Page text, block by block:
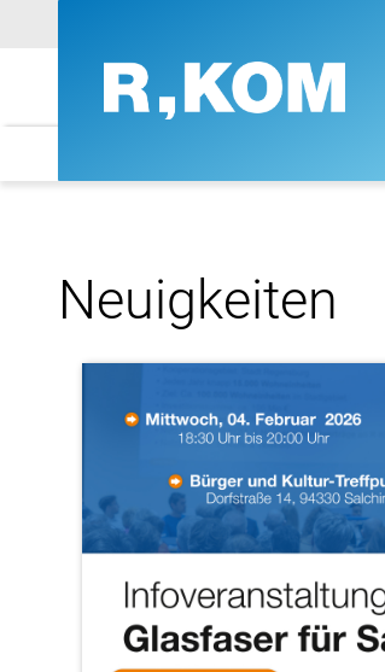
Neuigkeiten